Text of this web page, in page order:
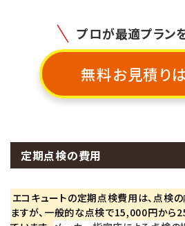
プロが最適プラン
無料お見積り
定期点検の費用
エコキュートの定期点検費用は、点検
ますが、一般的な点検で15,000円から